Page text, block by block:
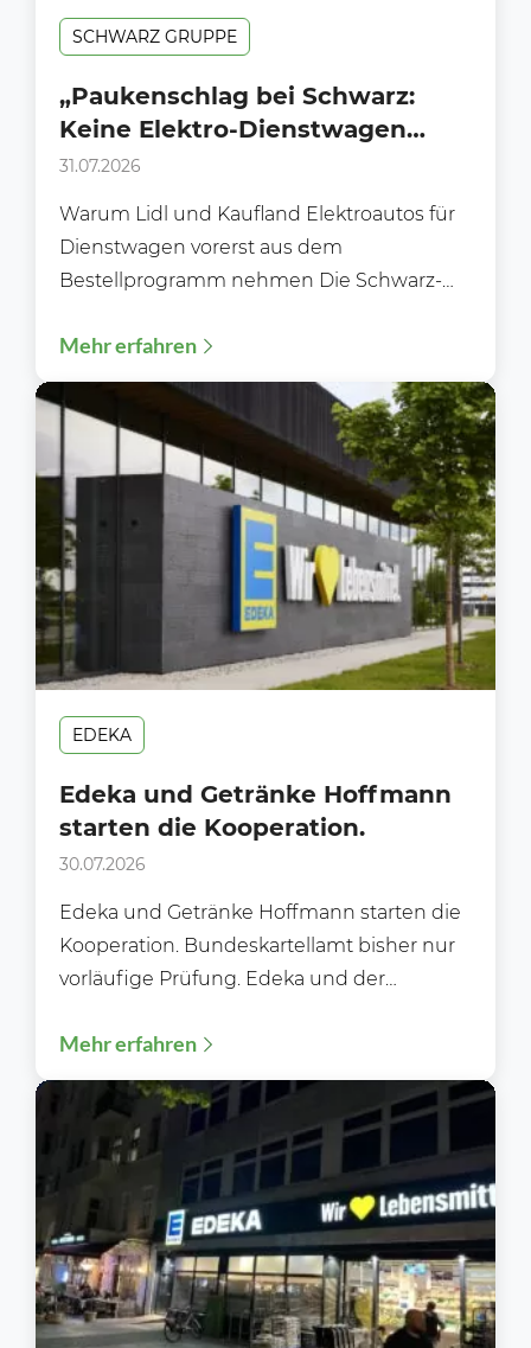
SCHWARZ GRUPPE
„Paukenschlag bei Schwarz:
Keine Elektro-Dienstwagen
mehr für Lidl und Kaufland in
31.07.2026
Warum Lidl und Kaufland Elektroautos für
Dienstwagen vorerst aus dem
Bestellprogramm nehmen Die Schwarz-
Während Unternehmen in ganz...
Mehr erfahren
EDEKA
Edeka und Getränke Hoffmann
starten die Kooperation.
30.07.2026
Edeka und Getränke Hoffmann starten die
Kooperation. Bundeskartellamt bisher nur
vorläufige Prüfung. Edeka und der
rund ein Jahr...
Mehr erfahren